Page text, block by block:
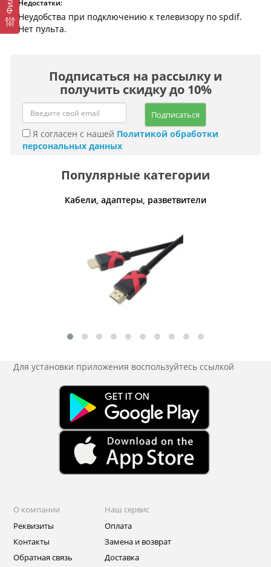
Недостатки:
Неудобства при подключению к телевизору по spdif.
Нет пульта.
Подписаться на рассылку и
получить скидку до 10%
Подписаться
Я согласен с нашей Политикой обработки
персональных данных
Популярные категории
Кабели, адаптеры, разветвители
Для установки приложения воспользуйтесь ссылкой
О компании
Реквизиты
Контакты
Обратная связь
Наш сервис
Оплата
Замена и возврат
Доставка